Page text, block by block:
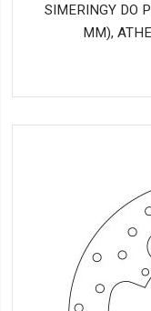
SIMERINGY DO
MM),